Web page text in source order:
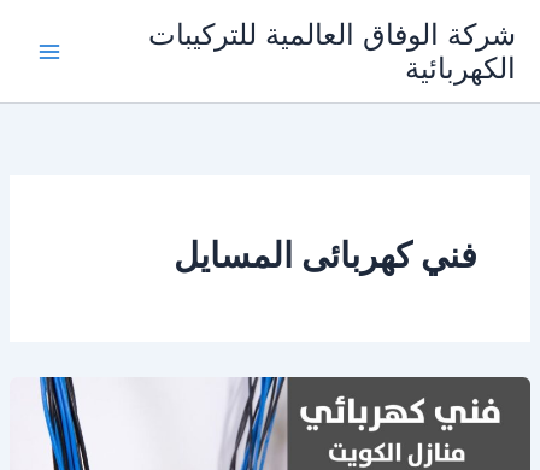
المحتوى
شركة الوفاق العالمية للتركيبات
الكهربائية
فني كهربائى المسايل